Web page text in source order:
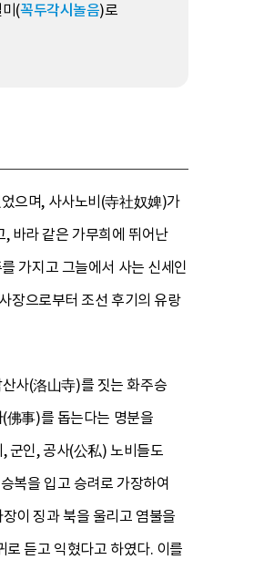
(꼭두각시놀음)로
으며, 사사노비(寺社奴婢)가
바라 같은 가무희에 뛰어난
가지고 그늘에서 사는 신세인
장으로부터 조선 후기의 유랑
사(洛山寺)를 짓는 화주승
佛事)를 돕는다는 명분을
군인, 공사(公私) 노비들도
복을 입고 승려로 가장하여
이 징과 북을 울리고 염불을
듣고 익혔다고 하였다. 이를